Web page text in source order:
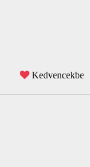
Kedvencekbe